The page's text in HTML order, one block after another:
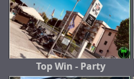
Top Win - Party